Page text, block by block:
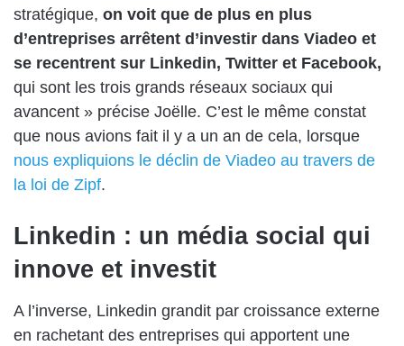
stratégique, on voit que de plus en plus
d’entreprises arrêtent d’investir dans Viadeo et
se recentrent sur Linkedin, Twitter et Facebook,
qui sont les trois grands réseaux sociaux qui
avancent » précise Joëlle. C’est le même constat
que nous avions fait il y a un an de cela, lorsque
nous expliquions le déclin de Viadeo au travers de
la loi de Zipf.
Linkedin : un média social qui
innove et investit
A l’inverse, Linkedin grandit par croissance externe
en rachetant des entreprises qui apportent une